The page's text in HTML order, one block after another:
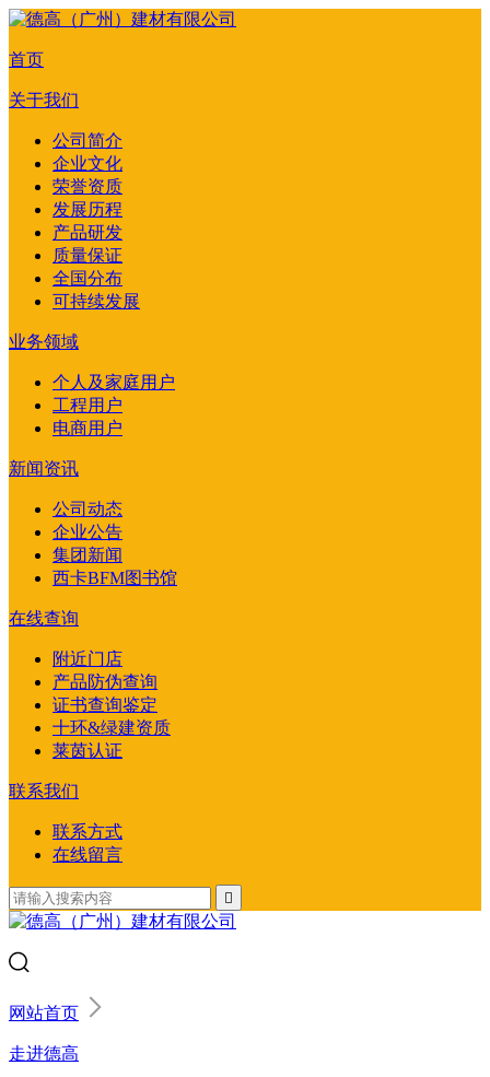
首页
关于我们
公司简介
企业文化
荣誉资质
发展历程
产品研发
质量保证
全国分布
可持续发展
业务领域
个人及家庭用户
工程用户
电商用户
新闻资讯
公司动态
企业公告
集团新闻
西卡BFM图书馆
在线查询
附近门店
产品防伪查询
证书查询鉴定
十环&绿建资质
莱茵认证
联系我们
联系方式
在线留言

网站首页
走进德高